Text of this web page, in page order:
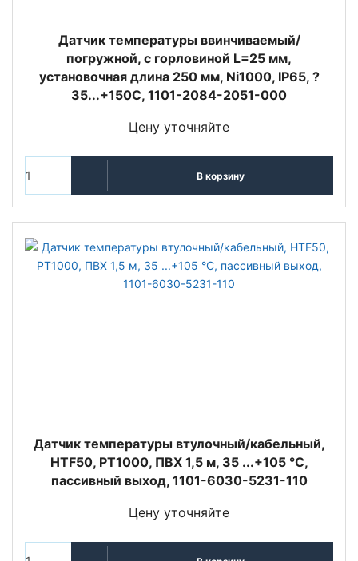
Датчик температуры ввинчиваемый/
погружной, с горловиной L=25 мм,
установочная длина 250 мм, Ni1000, IP65, ?
35...+150C, 1101-2084-2051-000
Цену уточняйте
В корзину
Датчик температуры втулочный/кабельный,
HTF50, PT1000, ПВХ 1,5 м, 35 ...+105 °C,
пассивный выход, 1101-6030-5231-110
Цену уточняйте